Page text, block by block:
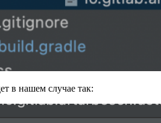
в нашем случае так: